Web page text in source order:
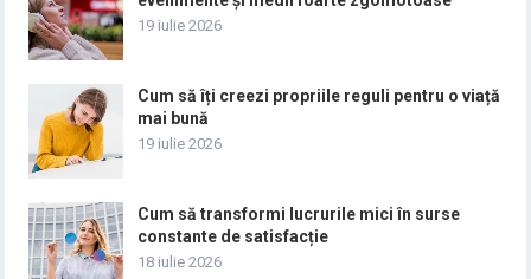
19 iulie 2026
Cum să îți creezi propriile reguli pentru o viață
mai bună
19 iulie 2026
Cum să transformi lucrurile mici în surse
constante de satisfacție
18 iulie 2026